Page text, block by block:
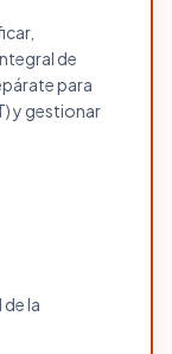
de
para
y gestionar
la